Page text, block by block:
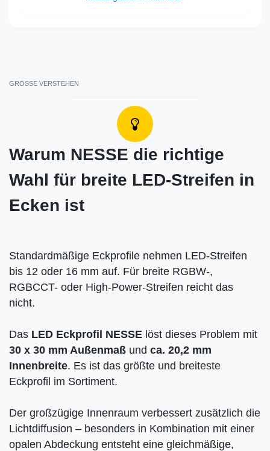
GRÖSSE VERSTEHEN
Warum NESSE die richtige
Wahl für breite LED-Streifen in
Ecken ist
Standardmäßige Eckprofile nehmen LED-Streifen
bis 12 oder 16 mm auf. Für breite RGBW-,
RGBCCT- oder High-Power-Streifen reicht das
nicht.
Das LED Eckprofil NESSE löst dieses Problem mit
30 x 30 mm Außenmaß und ca. 20,2 mm
Innenbreite. Es ist das größte und breiteste
Eckprofil im Sortiment.
Der großzügige Innenraum verbessert zusätzlich die
Lichtdiffusion – besonders in Kombination mit einer
opalen Abdeckung entsteht eine gleichmäßige,